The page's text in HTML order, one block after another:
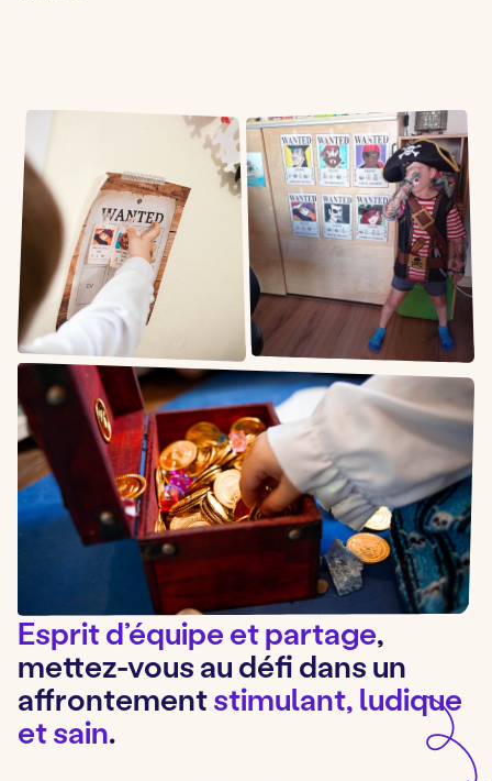
Esprit d’équipe et partage,
mettez-vous au défi dans un
affrontementstimulant, ludique
et sain.